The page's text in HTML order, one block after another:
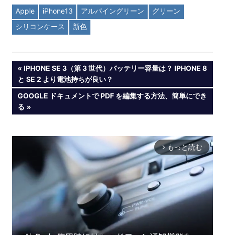
Apple iPhone13 アルパイングリーン
グリーン
シリコンケース
新色
投
稿
ナ
ビ
ゲ
ー
シ
ョ
PREVIOUS
POST:
IPHONE SE 3（第 3 世代）バッテリー容量は？ IPHONE 8
と SE 2 より電池持ちが良い？
NEXT
POST:
GOOGLE ドキュメントで PDF を編集する方法、簡単にでき
る
arrow_forward_ios もっと読む